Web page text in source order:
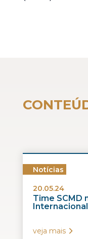
Notícias
20.05.24
Time SCMD
veja mais